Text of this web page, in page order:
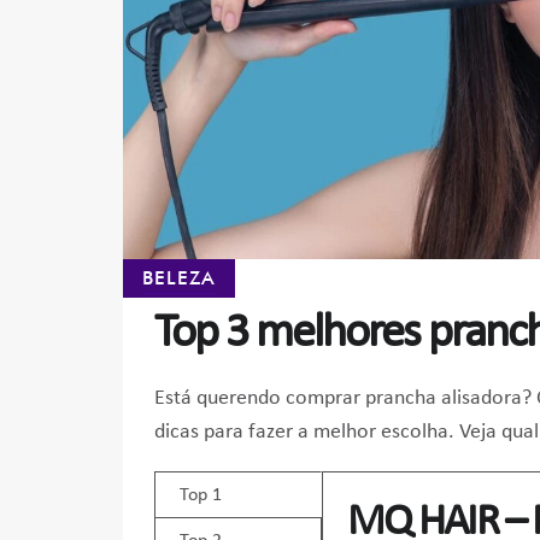
BELEZA
Top 3 melhores
Está querendo comprar prancha
dicas para fazer a melhor escolha. Veja
Top 1
MQ HAIR –